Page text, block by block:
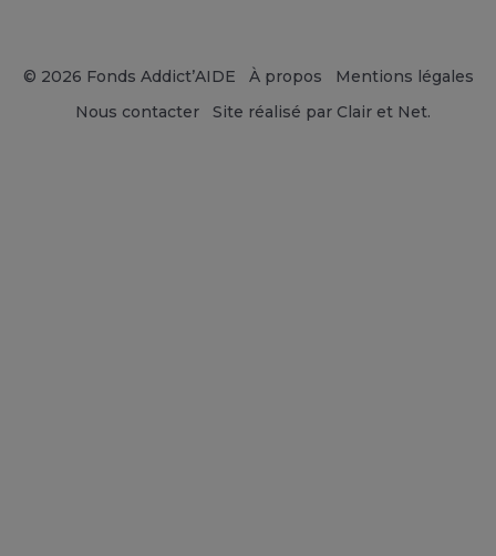
© 2026 Fonds Addict’AIDE À propos
Mentions légales
Nous contacter
Site réalisé par Clair et Net.